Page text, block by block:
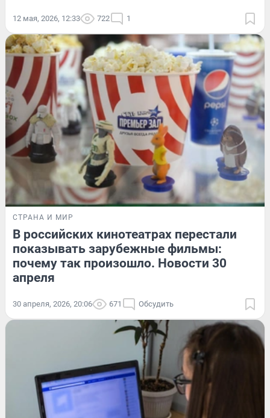
12 мая, 2026, 12:33 722 1
СТРАНА И МИР
В российских кинотеатрах перестали
показывать зарубежные фильмы:
почему так произошло. Новости 30
апреля
30 апреля, 2026, 20:06 671 Обсудить